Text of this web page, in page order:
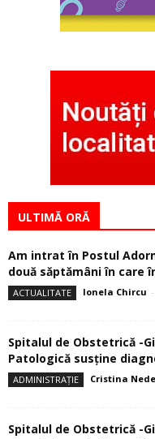
ULTIMĂ ORĂ
Am intrat în Postul
două săptămâni în care
ACTUALITATE Ionela Chircu -
Spitalul de Obstetrică -
Patologică susţine
ADMINISTRAȚIE Cristina
Spitalul de Obstetrică -